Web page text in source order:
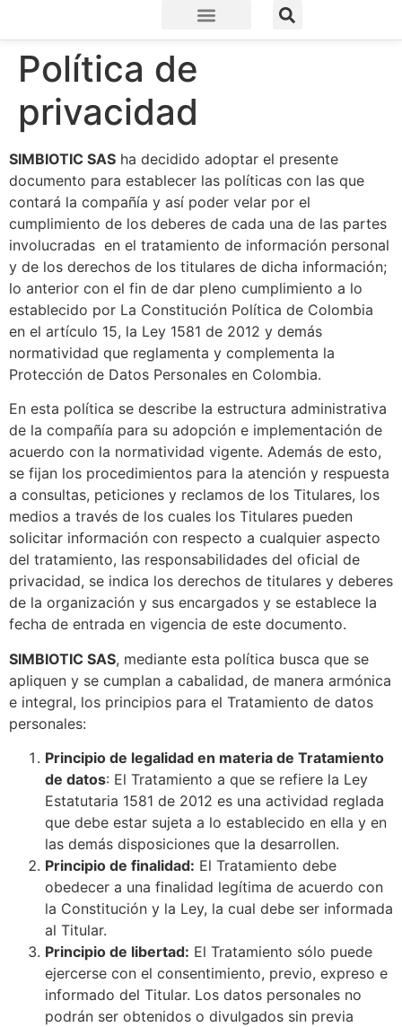
Política de
privacidad
SIMBIOTIC SAS ha decidido adoptar el presente
documento para establecer las políticas con las que
contará la compañía y así poder velar por el
cumplimiento de los deberes de cada una de las partes
involucradas en el tratamiento de información personal
y de los derechos de los titulares de dicha información;
lo anterior con el fin de dar pleno cumplimiento a lo
establecido por La Constitución Política de Colombia
en el artículo 15, la Ley 1581 de 2012 y demás
normatividad que reglamenta y complementa la
Protección de Datos Personales en Colombia.
En esta política se describe la estructura administrativa
de la compañía para su adopción e implementación de
acuerdo con la normatividad vigente. Además de esto,
se fijan los procedimientos para la atención y respuesta
a consultas, peticiones y reclamos de los Titulares, los
medios a través de los cuales los Titulares pueden
solicitar información con respecto a cualquier aspecto
del tratamiento, las responsabilidades del oficial de
privacidad, se indica los derechos de titulares y deberes
de la organización y sus encargados y se establece la
fecha de entrada en vigencia de este documento.
SIMBIOTIC SAS, mediante esta política busca que se
apliquen y se cumplan a cabalidad, de manera armónica
e integral, los principios para el Tratamiento de datos
personales:
Principio de legalidad en materia de Tratamiento
de datos: El Tratamiento a que se refiere la Ley
Estatutaria 1581 de 2012 es una actividad reglada
que debe estar sujeta a lo establecido en ella y en
las demás disposiciones que la desarrollen.
Principio de finalidad: El Tratamiento debe
obedecer a una finalidad legítima de acuerdo con
la Constitución y la Ley, la cual debe ser informada
al Titular.
Principio de libertad: El Tratamiento sólo puede
ejercerse con el consentimiento, previo, expreso e
informado del Titular. Los datos personales no
podrán ser obtenidos o divulgados sin previa